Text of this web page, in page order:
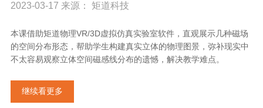
2023-03-17 来源： 矩道科技
本课借助矩道物理VR/3D虚拟仿真实验室软件，直观展示几种磁场
的空间分布形态，帮助学生构建真实立体的物理图景，弥补现实中
不太容易观察立体空间磁感线分布的遗憾，解决教学难点。
继续看更多